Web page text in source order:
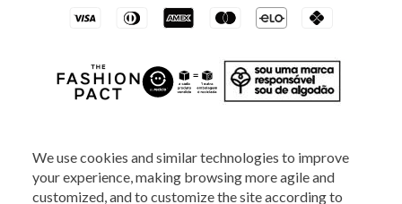
We use cookies and similar technologies to improve
your experience, making browsing more agile and
customized, and to customize the site according to
Azul Fidelidade